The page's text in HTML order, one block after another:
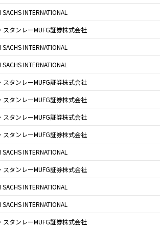
INTERNATIONAL
スタンレーMUFG証券株式会社
INTERNATIONAL
INTERNATIONAL
スタンレーMUFG証券株式会社
スタンレーMUFG証券株式会社
スタンレーMUFG証券株式会社
スタンレーMUFG証券株式会社
INTERNATIONAL
スタンレーMUFG証券株式会社
INTERNATIONAL
INTERNATIONAL
スタンレーMUFG証券株式会社